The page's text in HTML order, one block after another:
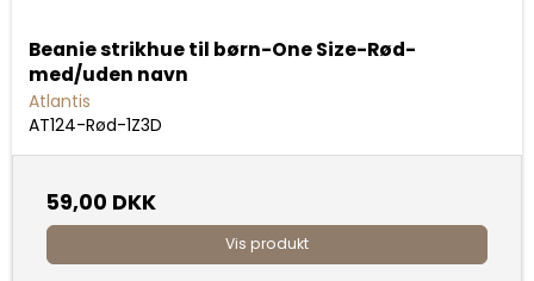
Beanie strikhue til børn-One Size-Rød-
med/uden navn
Atlantis
AT124-Rød-1Z3D
59,00 DKK
Vis produkt